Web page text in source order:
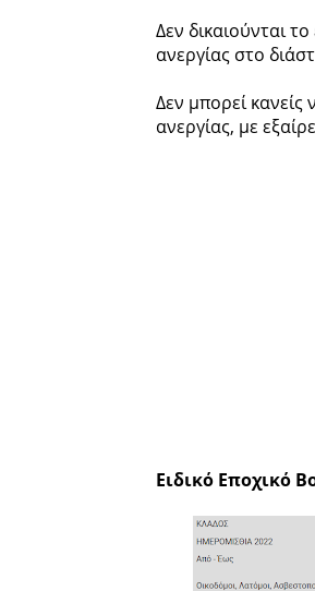
Δεν δικαιούνται
ανεργίας στο
Δεν μπορεί κανείς
ανεργίας, με
Ειδικό Εποχικό